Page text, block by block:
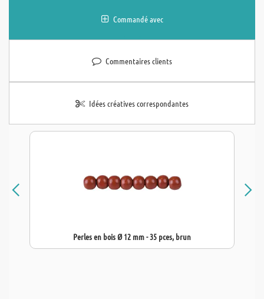
Commandé avec
Commentaires clients
Idées créatives correspondantes
Perles en bois Ø 12 mm - 35 pces, brun